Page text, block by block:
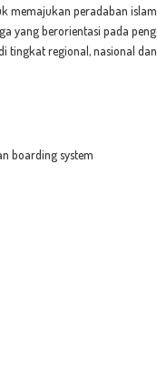
memajukan peradaban
yang berorientasi pada
tingkat regional, nasional
boarding system